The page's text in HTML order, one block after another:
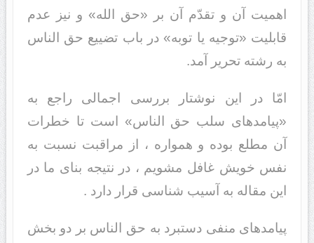
اهمیت آن و تقدّم آن بر «حق الله» و نیز عدم
قابلیت «توجیه یا توبه» در باب تضییع حق الناس
به رشته تحریر آمد.
امّا در این نوشتار بررسی اجمالی راجع به
«پیامدهای سلب حق الناس» است تا خطرات
آن مطلع بوده و همواره ، از مراقبت نسبت به
نفس خویش غافل مشویم ، در نتیجه بنای ما در
این مقاله به آسیب شناسی قرار دارد .
پیامدهای منفی دستبرد به حق الناس بر دو بخش